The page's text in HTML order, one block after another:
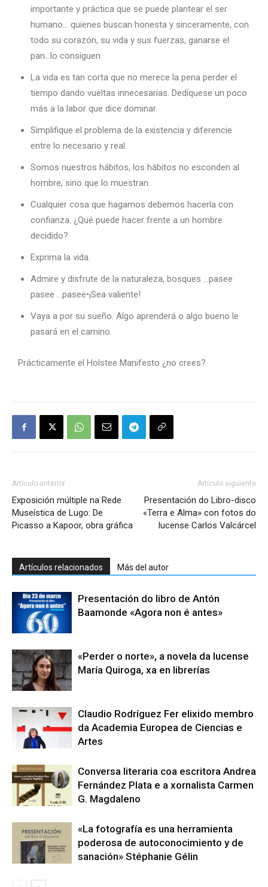
importante y práctica que se puede plantear el ser
humano… quienes buscan honesta y sinceramente, con
todo su corazón, su vida y sus fuerzas, ganarse el
pan…lo consiguen.
La vida es tan corta que no merece la pena perder el
tiempo dando vueltas innecesarias. Dedíquese un poco
más a la labor que dice dominar.
Simplifique el problema de la existencia y diferencie
entre lo necesario y real.
Somos nuestros hábitos, los hábitos no esconden al
hombre, sino que lo muestran.
Cualquier cosa que hagamos debemos hacerla con
confianza. ¿Qué puede hacer frente a un hombre
decidido?
Exprima la vida.
Admire y disfrute de la naturaleza, bosques …pasee
pasee …pasee•¡Sea valiente!
Vaya a por su sueño. Algo aprenderá o algo bueno le
pasará en el camino.
Prácticamente el Holstee Manifesto ¿no crees?
Artículo anterior
Exposición múltiple na Rede
Museística de Lugo: De
Picasso a Kapoor, obra gráfica
Artículo siguiente
Presentación do Libro-disco
«Terra e Alma» con fotos do
lucense Carlos Valcárcel
Artículos relacionados Más del autor
Presentación do libro de Antón
Baamonde «Agora non é antes»
«Perder o norte», a novela da lucense
María Quiroga, xa en librerías
Claudio Rodríguez Fer elixido membro
da Academia Europea de Ciencias e
Artes
Conversa literaria coa escritora Andrea
Fernández Plata e a xornalista Carmen
G. Magdaleno
«La fotografía es una herramienta
poderosa de autoconocimiento y de
sanación» Stéphanie Gélin